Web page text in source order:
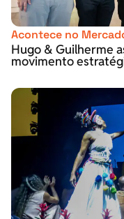
Acontece no
Hugo & Guilherme
movimento